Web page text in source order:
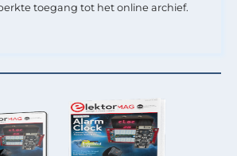
toegang tot het online archief.